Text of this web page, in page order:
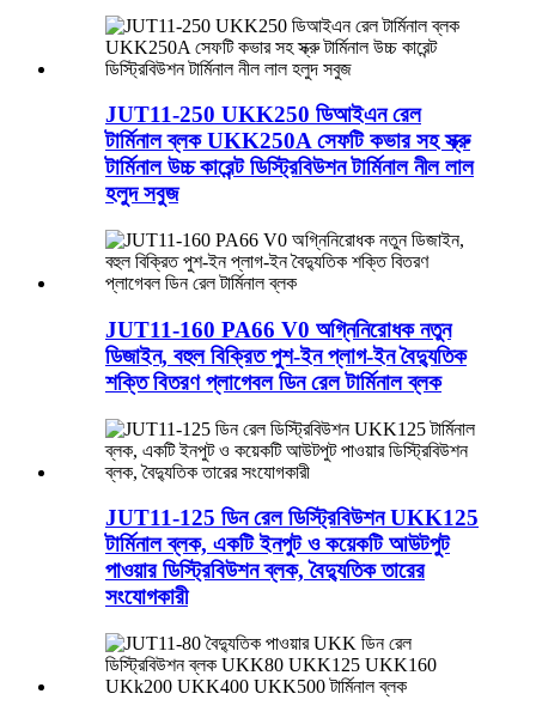
JUT11-250 UKK250 ডিআইএন রেল
টার্মিনাল ব্লক UKK250A সেফটি কভার সহ স্ক্রু
টার্মিনাল উচ্চ কারেন্ট ডিস্ট্রিবিউশন টার্মিনাল নীল লাল
হলুদ সবুজ
JUT11-160 PA66 V0 অগ্নিনিরোধক নতুন
ডিজাইন, বহুল বিক্রিত পুশ-ইন প্লাগ-ইন বৈদ্যুতিক
শক্তি বিতরণ প্লাগেবল ডিন রেল টার্মিনাল ব্লক
JUT11-125 ডিন রেল ডিস্ট্রিবিউশন UKK125
টার্মিনাল ব্লক, একটি ইনপুট ও কয়েকটি আউটপুট
পাওয়ার ডিস্ট্রিবিউশন ব্লক, বৈদ্যুতিক তারের
সংযোগকারী